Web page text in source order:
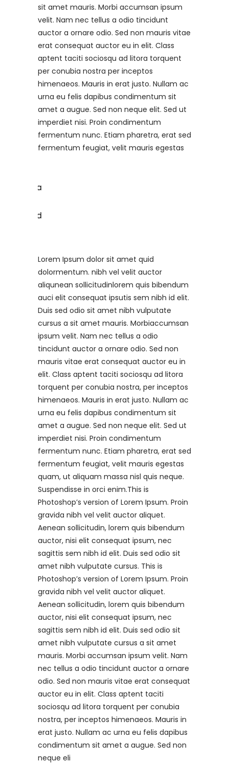
sit amet mauris. Morbi accumsan ipsum
velit. Nam nec tellus a odio tincidunt
auctor a ornare odio. Sed non mauris vitae
erat consequat auctor eu in elit. Class
aptent taciti sociosqu ad litora torquent
per conubia nostra per inceptos
himenaeos. Mauris in erat justo. Nullam ac
urna eu felis dapibus condimentum sit
amet a augue. Sed non neque elit. Sed ut
imperdiet nisi. Proin condimentum
fermentum nunc. Etiam pharetra, erat sed
fermentum feugiat, velit mauris egestas
Lorem Ipsum dolor sit amet quid
dolormentum. nibh vel velit auctor
aliqunean sollicitudinlorem quis bibendum
auci elit consequat ipsutis sem nibh id elit.
Duis sed odio sit amet nibh vulputate
cursus a sit amet mauris. Morbiaccumsan
ipsum velit. Nam nec tellus a odio
tincidunt auctor a ornare odio. Sed non
mauris vitae erat consequat auctor eu in
elit. Class aptent taciti sociosqu ad litora
torquent per conubia nostra, per inceptos
himenaeos. Mauris in erat justo. Nullam ac
urna eu felis dapibus condimentum sit
amet a augue. Sed non neque elit. Sed ut
imperdiet nisi. Proin condimentum
fermentum nunc. Etiam pharetra, erat sed
fermentum feugiat, velit mauris egestas
quam, ut aliquam massa nisl quis neque.
Suspendisse in orci enim.This is
Photoshop’s version of Lorem Ipsum. Proin
gravida nibh vel velit auctor aliquet.
Aenean sollicitudin, lorem quis bibendum
auctor, nisi elit consequat ipsum, nec
sagittis sem nibh id elit. Duis sed odio sit
amet nibh vulputate cursus. This is
Photoshop’s version of Lorem Ipsum. Proin
gravida nibh vel velit auctor aliquet.
Aenean sollicitudin, lorem quis bibendum
auctor, nisi elit consequat ipsum, nec
sagittis sem nibh id elit. Duis sed odio sit
amet nibh vulputate cursus a sit amet
mauris. Morbi accumsan ipsum velit. Nam
nec tellus a odio tincidunt auctor a ornare
odio. Sed non mauris vitae erat consequat
auctor eu in elit. Class aptent taciti
sociosqu ad litora torquent per conubia
nostra, per inceptos himenaeos. Mauris in
erat justo. Nullam ac urna eu felis dapibus
condimentum sit amet a augue. Sed non
neque eli